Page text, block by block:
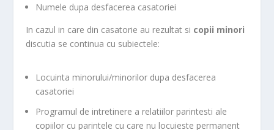
Numele dupa desfacerea casatoriei
In cazul in care din casatorie au rezultat si copii minori
discutia se continua cu subiectele:
Locuinta minorului/minorilor dupa desfacerea
casatoriei
Programul de intretinere a relatiilor parintesti ale
copiilor cu parintele cu care nu locuieste permanent